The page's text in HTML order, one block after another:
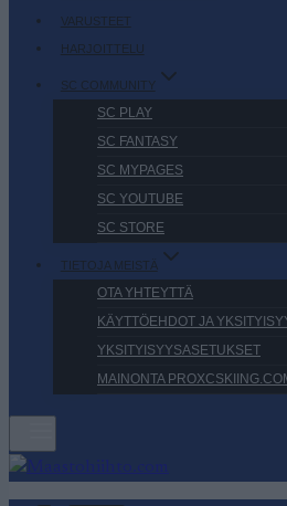
VARUSTEET
HARJOITTELU
SC COMMUNITY
SC PLAY
SC FANTASY
SC MYPAGES
SC YOUTUBE
SC STORE
TIETOJA MEISTÄ
OTA YHTEYTTÄ
KÄYTTÖEHDOT JA
YKSITYISYYSASETUKSET
MAINONTA